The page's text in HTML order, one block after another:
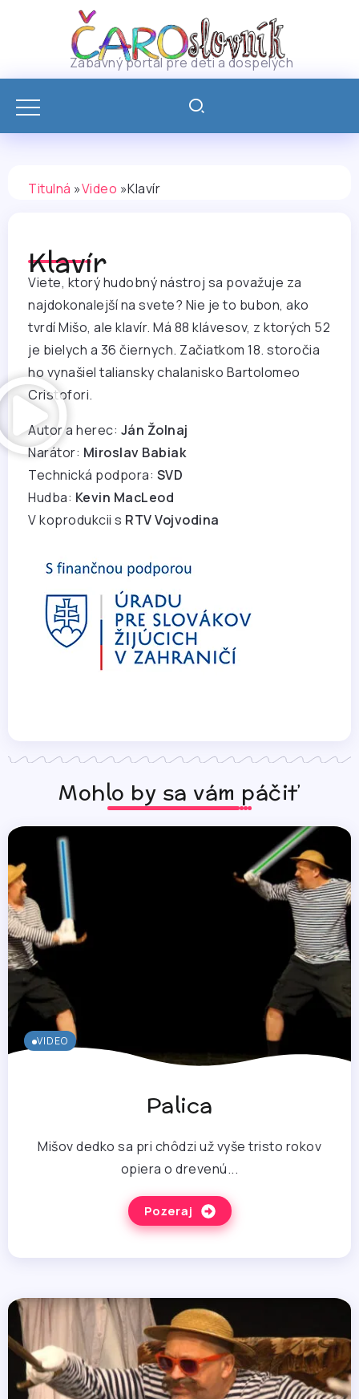
Zábavný portál pre deti a dospelých
Titulná »Video »Klavír
Klavír
Viete, ktorý hudobný nástroj sa považuje za
najdokonalejší na svete? Nie je to bubon, ako
tvrdí Mišo, ale klavír. Má 88 klávesov, z ktorých 52
je bielych a 36 čiernych. Začiatkom 18. storočia
ho vynašiel taliansky chalanisko Bartolomeo
Cristofori.
Autor a herec: Ján Žolnaj
Narátor: Miroslav Babiak
Technická podpora: SVD
Hudba: Kevin MacLeod
V koprodukcii s RTV Vojvodina
Mohlo by sa vám páčiť
VIDEO
Palica
Mišov dedko sa pri chôdzi už vyše tristo rokov
opiera o drevenú...
Pozeraj